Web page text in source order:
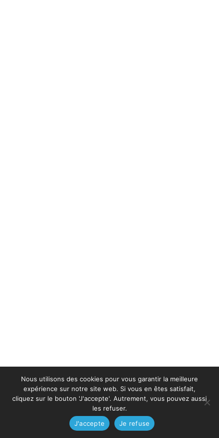
Nous utilisons des cookies pour vous garantir la meilleure
expérience sur notre site web. Si vous en êtes satisfait,
cliquez sur le bouton 'J'accepte'. Autrement, vous pouvez aussi
les refuser.
J'accepte
Je refuse